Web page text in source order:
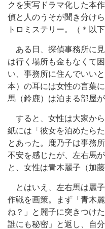
クを実写ドラマ化した本
偵と人のうそが聞き分け
トロミステリー。（＊以
ある日、探偵事務所に
は行く場所も金もなくて
い、事務所に住んでいい
本）の耳には女性の言葉
馬（鈴鹿）は泊まる部屋が
すると、女性は大家か
紙には「彼女を泊めたら
とあった。鹿乃子は事務
不安を感じたが、左右馬
と、女性は青木麗子（加
とはいえ、左右馬は麗
作戦を画策。まず「青木
ね？」と麗子に突きつけ
誰にも秘密」と返し、自